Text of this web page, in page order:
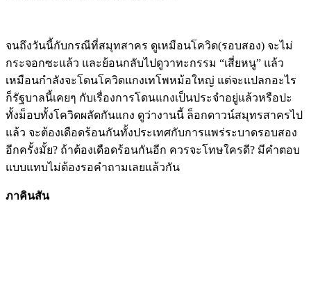
จนถึงวันนี้กับกรณีที่สมุทสาคร ดูเหมือนโควิด(รอบสอง) จะไม่
กระจอกซะแล้ว และย้อนกลับไปดูวาทะกรรม “เสี่ยหนู” แล้ว
เหมือนกำลังจะโดนโควิดแกงเทโพหม้อใหญ่ แต่จะแปลกอะไร
ก็รัฐบาลนี้เคยๆ กับเรื่องการโดนแกงเป็นประจำอยู่แล้วหรือปะ
ทั้งม็อบทั้งโควิดผลัดกันแกง ดูว่างานนี้ ล็อกดาวน์สมุทรสาครไป
แล้ว จะต้องเดือดร้อนกันทั้งประเทศกับการแพร่ระบาดรอบสอง
อีกครั้งมั้ย? ถ้าต้องเดือดร้อนกันอีก ควรจะโทษใครดี? มีคำตอบ
แบบแทบไม่ต้องรอคำถามเลยแล้วกัน
ภาคินสัน